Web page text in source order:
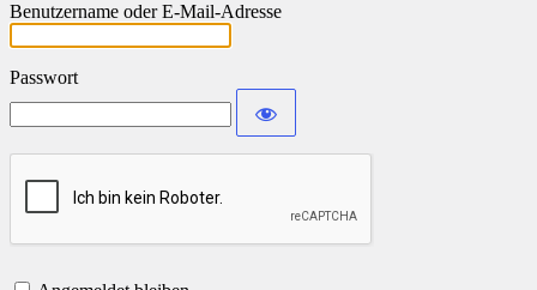
Benutzername oder E-Mail-Adresse
Passwort